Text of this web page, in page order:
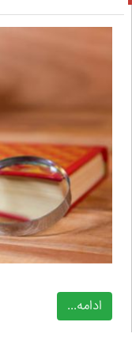
ادامه...